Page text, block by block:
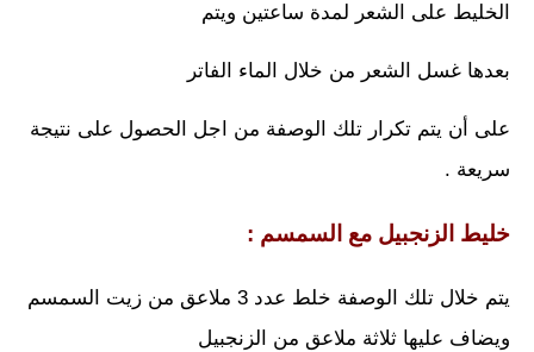
الخليط على الشعر لمدة ساعتين ويتم
بعدها غسل الشعر من خلال الماء الفاتر
على أن يتم تكرار تلك الوصفة من اجل الحصول على نتيجة
سريعة .
خليط الزنجبيل مع السمسم :
يتم خلال تلك الوصفة خلط عدد 3 ملاعق من زيت السمسم
ويضاف عليها ثلاثة ملاعق من الزنجبيل